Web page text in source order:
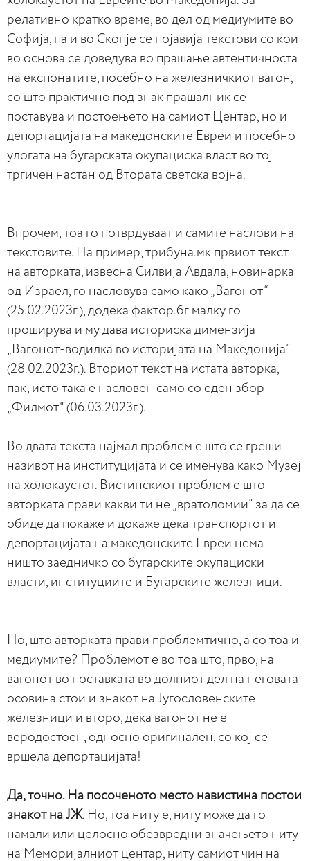
релативно кратко време, во дел од медиумите во
Софија, па и во Скопје се појавија текстови со кои
во основа се доведува во прашање автентичноста
на експонатите, посебно на железничкиот вагон,
со што практично под знак прашалник се
поставува и постоењето на самиот Центар, но и
депортацијата на македонските Евреи и посебно
улогата на бугарската окупациска власт во тој
тргичен настан од Втората светска војна.
Впрочем, тоа го потврдуваат и самите наслови на
текстовите. На пример, трибуна.мк првиот текст
на авторката, извесна Силвија Авдала, новинарка
од Израел, го насловува само како „Вагонот“
(25.02.2023г.), додека фактор.бг малку го
проширува и му дава историска димензија
„Вагонот-водилка во историјата на Македонија“
(28.02.2023г.). Вториот текст на истата авторка,
пак, исто така е насловен само со еден збор
„Филмот“ (06.03.2023г.).
Во двата текста најмал проблем е што се греши
називот на институцијата и се именува како Музеј
на холокаустот. Вистинскиот проблем е што
авторката прави какви ти не „вратоломии“ за да се
обиде да покаже и докаже дека транспортот и
депортацијата на македонските Евреи нема
ништо заедничко со бугарските окупациски
власти, институциите и Бугарските железници.
Но, што авторката прави проблемтично, а со тоа и
медиумите? Проблемот е во тоа што, прво, на
вагонот во поставката во долниот дел на неговата
осовина стои и знакот на Југословенските
железници и второ, дека вагонот не е
веродостоен, односно оригинален, со кој се
вршела депортацијата!
Да, точно. На посоченото место навистина постои
знакот на ЈЖ. Но, тоа ниту е, ниту може да го
намали или целосно обезвредни значењето ниту
на Меморијалниот центар, ниту самиот чин на